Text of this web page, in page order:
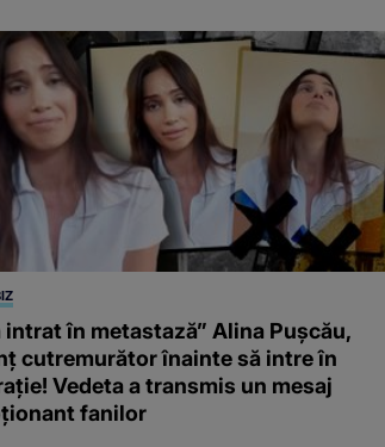
intrat în metastază” Alina Pușcău,
cutremurător înainte să intre în
Vedeta a transmis un mesaj
fanilor